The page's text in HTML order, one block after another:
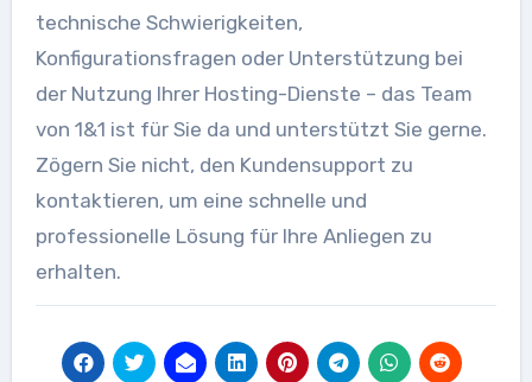
technische Schwierigkeiten,
Konfigurationsfragen oder Unterstützung bei
der Nutzung Ihrer Hosting-Dienste – das Team
von 1&1 ist für Sie da und unterstützt Sie gerne.
Zögern Sie nicht, den Kundensupport zu
kontaktieren, um eine schnelle und
professionelle Lösung für Ihre Anliegen zu
erhalten.